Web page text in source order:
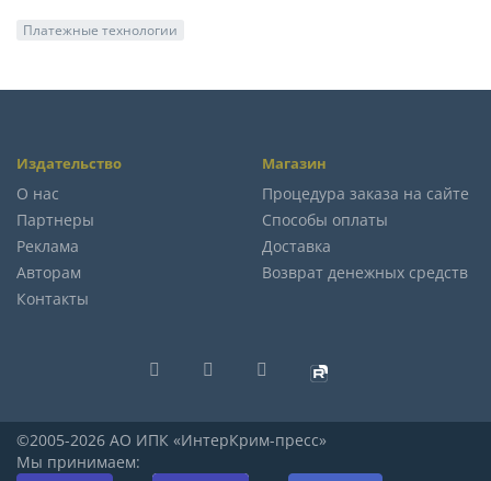
Платежные технологии
Издательство
О нас
Партнеры
Реклама
Авторам
Контакты
Магазин
Процедура заказа на сайте
Способы оплаты
Доставка
Возврат денежных средств
©2005-2026 АО ИПК «ИнтерКрим-пресс»
Мы принимаем: